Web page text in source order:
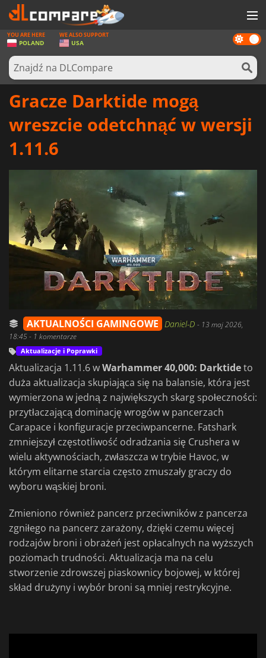
GRY
KARTY DO GIER
OPROGRAMOWANIE
ZALOGUJ SIĘ LUB ZAREJESTRUJ
Dark
mode
YOU ARE HERE
POLAND
WE ALSO SUPPORT
USA
Gracze Darktide mogą
wreszcie odetchnąć w wersji
1.11.6
AKTUALNOŚCI GAMINGOWE Daniel-D - 13 maj 2026,
18:45- 1 komentarze
Aktualizacje i Poprawki
Aktualizacja 1.11.6 wWarhammer 40,000: Darktideto
duża aktualizacja skupiająca się na balansie, która jest
wymierzona w jedną z największych skarg społeczności:
przytłaczającą dominację wrogów w pancerzach
Carapace i konfiguracje przeciwpancerne. Fatshark
zmniejszył częstotliwość odradzania się Crushera w
wielu aktywnościach, zwłaszcza w trybie Havoc, w
którym elitarne starcia często zmuszały graczy do
wyboru wąskiej broni.
Zmieniono również pancerz przeciwników z pancerza
zgniłego na pancerz zarażony, dzięki czemu więcej
rodzajów broni i obrażeń jest opłacalnych na wyższych
poziomach trudności. Aktualizacja ma na celu
stworzenie zdrowszej piaskownicy bojowej, w której
skład drużyny i wybór broni są mniej restrykcyjne.